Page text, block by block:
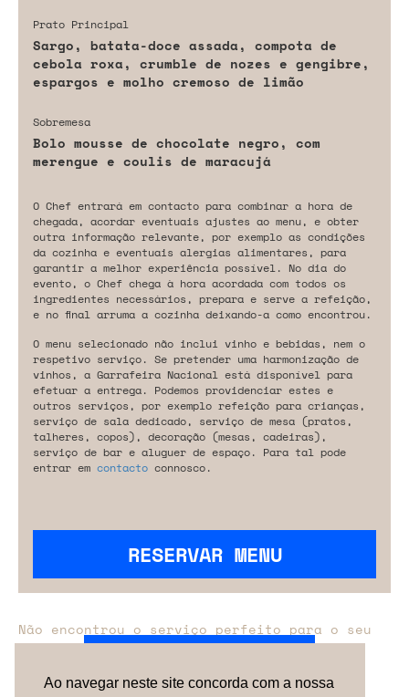
Ao navegar neste site concorda com a nossa
Prato Principal
Sargo, batata-doce assada, compota de
cebola roxa, crumble de nozes e gengibre,
espargos e molho cremoso de limão
Sobremesa
Bolo mousse de chocolate negro, com
merengue e coulis de maracujá
O Chef entrará em contacto para combinar a hora de
chegada, acordar eventuais ajustes ao menu, e obter
outra informação relevante, por exemplo as condições
da cozinha e eventuais alergias alimentares, para
garantir a melhor experiência possível. No dia do
evento, o Chef chega à hora acordada com todos os
ingredientes necessários, prepara e serve a refeição,
e no final arruma a cozinha deixando-a como encontrou.
O menu selecionado não inclui vinho e bebidas, nem o
respetivo serviço. Se pretender uma harmonização de
vinhos, a Garrafeira Nacional está disponível para
efetuar a entrega. Podemos providenciar estes e
outros serviços, por exemplo refeição para crianças,
serviço de sala dedicado, serviço de mesa (pratos,
talheres, copos), decoração (mesas, cadeiras),
serviço de bar e aluguer de espaço. Para tal pode
entrar em contacto connosco.
RESERVAR MENU
Não encontrou o serviço perfeito para o seu
evento?
Entre em contacto connosco.